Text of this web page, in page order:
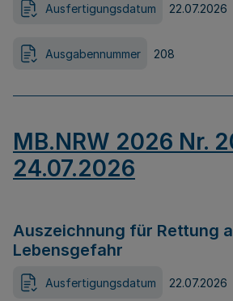
Ausfertigungsdatum 22.07.2026
Ausgabennummer 208
MB.NRW 2026 Nr.
24.07.2026
Auszeichnung für Rettung
Lebensgefahr
Ausfertigungsdatum 22.07.2026